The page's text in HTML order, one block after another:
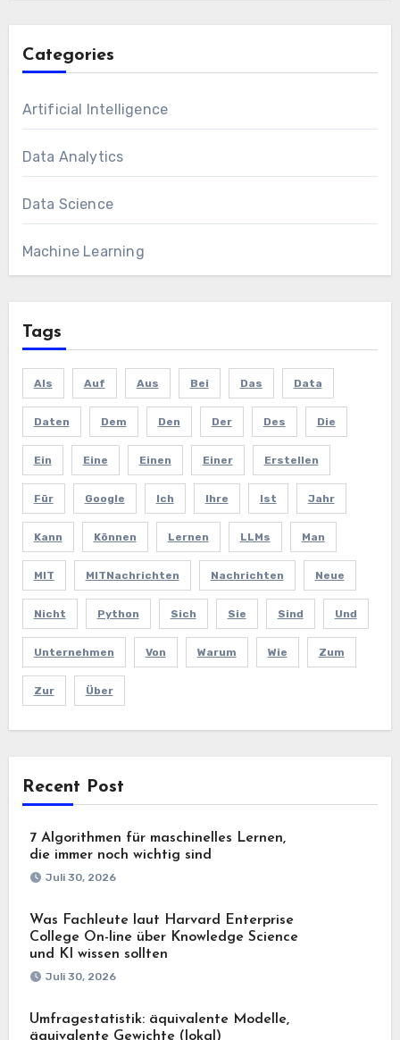
Categories
Artificial Intelligence
Data Analytics
Data Science
Machine Learning
Tags
Als Auf Aus Bei Das Data
Daten Dem Den Der Des Die
Ein Eine Einen Einer Erstellen
Für Google Ich Ihre Ist Jahr
Kann Können Lernen LLMs Man
MIT MITNachrichten Nachrichten Neue
Nicht Python Sich Sie Sind Und
Unternehmen Von Warum Wie Zum
Zur Über
Recent Post
7 Algorithmen für maschinelles Lernen,
die immer noch wichtig sind
Juli 30, 2026
Was Fachleute laut Harvard Enterprise
College On-line über Knowledge Science
und KI wissen sollten
Juli 30, 2026
Umfragestatistik: äquivalente Modelle,
äquivalente Gewichte (lokal)